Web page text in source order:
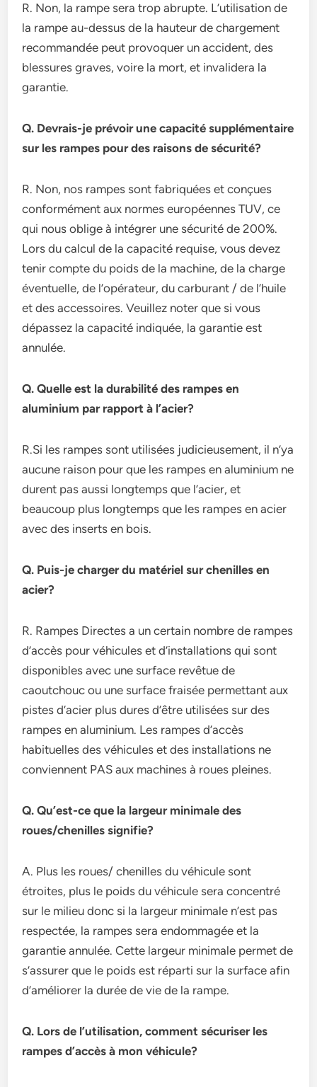
R. Non, la rampe sera trop abrupte. L’utilisation de
la rampe au-dessus de la hauteur de chargement
recommandée peut provoquer un accident, des
blessures graves, voire la mort, et invalidera la
garantie.
Q. Devrais-je prévoir une capacité supplémentaire
sur les rampes pour des raisons de sécurité?
R. Non, nos rampes sont fabriquées et conçues
conformément aux normes européennes TUV, ce
qui nous oblige à intégrer une sécurité de 200%.
Lors du calcul de la capacité requise, vous devez
tenir compte du poids de la machine, de la charge
éventuelle, de l’opérateur, du carburant / de l’huile
et des accessoires. Veuillez noter que si vous
dépassez la capacité indiquée, la garantie est
annulée.
Q. Quelle est la durabilité des rampes en
aluminium par rapport à l’acier?
R.Si les rampes sont utilisées judicieusement, il n’ya
aucune raison pour que les rampes en aluminium ne
durent pas aussi longtemps que l’acier, et
beaucoup plus longtemps que les rampes en acier
avec des inserts en bois.
Q. Puis-je charger du matériel sur chenilles en
acier?
R. Rampes Directes a un certain nombre de rampes
d’accès pour véhicules et d’installations qui sont
disponibles avec une surface revêtue de
caoutchouc ou une surface fraisée permettant aux
pistes d’acier plus dures d’être utilisées sur des
rampes en aluminium. Les rampes d’accès
habituelles des véhicules et des installations ne
conviennent PAS aux machines à roues pleines.
Q. Qu’est-ce que la largeur minimale des
roues/chenilles signifie?
A. Plus les roues/ chenilles du véhicule sont
étroites, plus le poids du véhicule sera concentré
sur le milieu donc si la largeur minimale n’est pas
respectée, la rampes sera endommagée et la
garantie annulée. Cette largeur minimale permet de
s’assurer que le poids est réparti sur la surface afin
d’améliorer la durée de vie de la rampe.
Q. Lors de l’utilisation, comment sécuriser les
rampes d’accès à mon véhicule?